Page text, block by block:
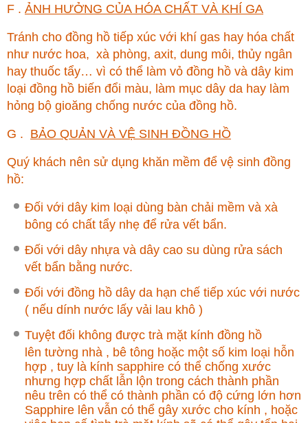
F . ẢNH HƯỞNG CỦA HÓA CHẤT VÀ KHÍ GA
Tránh cho đồng hồ tiếp xúc với khí gas hay hóa chất
như nước hoa, xà phòng, axit, dung môi, thủy ngân
hay thuốc tẩy… vì có thể làm vỏ đồng hồ và dây kim
loại đồng hồ biến đổi màu, làm mục dây da hay làm
hỏng bộ gioăng chống nước của đồng hồ.
G . BẢO QUẢN VÀ VỆ SINH ĐỒNG HỒ
Quý khách nên sử dụng khăn mềm để vệ sinh đồng
hồ:
Đối với dây kim loại dùng bàn chải mềm và xà
bông có chất tẩy nhẹ để rửa vết bẩn.
Đối với dây nhựa và dây cao su dùng rửa sách
vết bẩn bằng nước.
Đối với đồng hồ dây da hạn chế tiếp xúc với nước
( nếu dính nước lấy vải lau khô )
Tuyệt đối không được trà mặt kính đồng hồ
lên tường nhà , bê tông hoặc một số kim loại hỗn
hợp , tuy là kính sapphire có thể chống xước
nhưng hợp chất lẫn lộn trong cách thành phần
nêu trên có thể có thành phần có độ cứng lớn hơn
Sapphire lên vẫn có thể gây xước cho kính , hoặc